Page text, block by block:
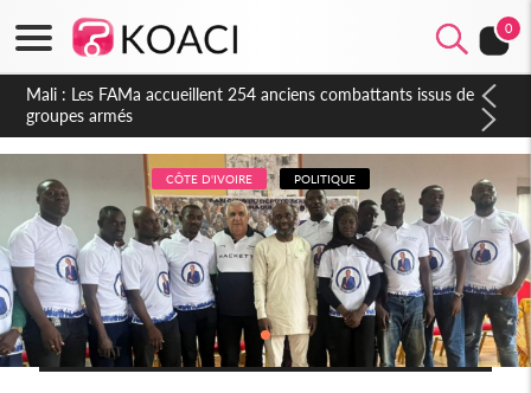
0
Côte d'Ivoire : Election FIF, le frère de feu Sidy Diallo se lance
dans la course
CÔTE D'IVOIRE POLITIQUE